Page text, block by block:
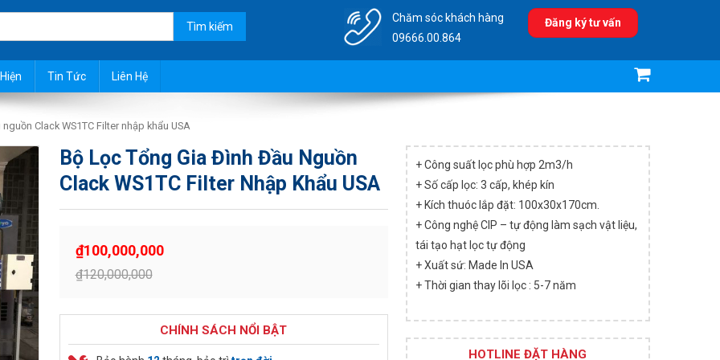
đầu nguồn, giếng khoan, xử lý nước thải công nghiệp
Chăm sóc khách hàng
09666.00.864
Đăng ký tư vấn
Tin Tức Liên Hệ
Clack WS1TC Filter nhập khẩu USA
Bộ Lọc Tổng Gia Đình Đầu Nguồn
Clack WS1TC Filter Nhập Khẩu USA
₫100,000,000
₫120,000,000
CHÍNH SÁCH NỔI BẬT
+ Công suất lọc phù hợp 2m3/h
+ Số cấp lọc: 3 cấp, khép kín
+ Kích thuóc lắp đặt: 100x30x170cm.
+ Công nghệ CIP – tự động làm sạch vật liệu,
tái tạo hạt lọc tự động
+ Xuất sứ: Made In USA
+ Thời gian thay lõi lọc : 5-7 năm
HOTLINE ĐẶT HÀNG